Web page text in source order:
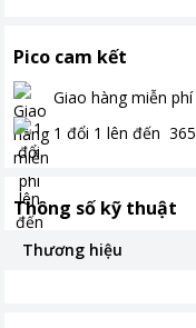
Pico cam kết
Giao hàng miễn phí
1 đổi 1 lên đến 365
Thông số kỹ thuật
Thương hiệu